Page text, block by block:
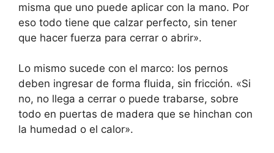
misma que uno puede aplicar con la mano. Por
eso todo tiene que calzar perfecto, sin tener
que hacer fuerza para cerrar o abrir».
Lo mismo sucede con el marco: los pernos
deben ingresar de forma fluida, sin fricción. «Si
no, no llega a cerrar o puede trabarse, sobre
todo en puertas de madera que se hinchan con
la humedad o el calor».